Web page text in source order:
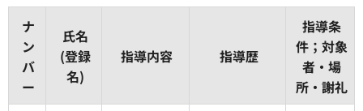
ナ
ン
バ
ー
氏名
(登録
名)
指導内容 指導歴
指導条
件；対象
者・場
所・謝礼